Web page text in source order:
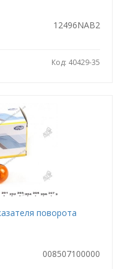
12496NAB2
Код: 40429-35
поворота
008507100000